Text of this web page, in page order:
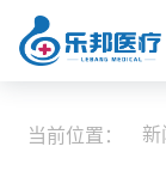
当前位置： 新